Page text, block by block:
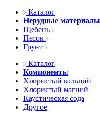
Каталог
Нерудные материалы
Щебень
Песок
Грунт
Каталог
Компоненты
Хлористый кальций
Хлористый магний
Каустическая сода
Другое